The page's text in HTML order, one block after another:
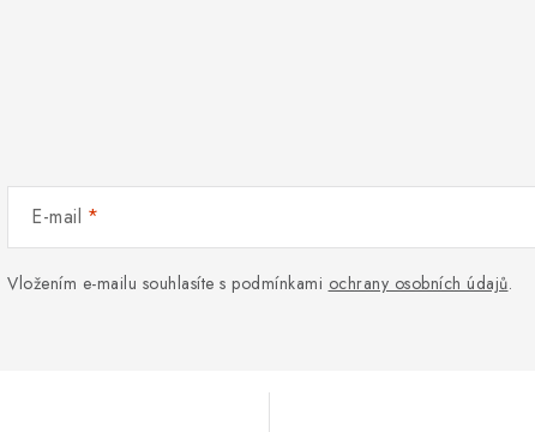
E-mail
Vložením e-mailu souhlasíte s podmínkami ochrany osobních údajů.